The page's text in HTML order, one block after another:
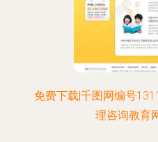
免费下载|千图网编号
理咨询教育